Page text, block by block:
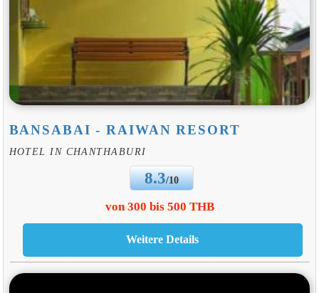
BANSABAI - RAIWAN RESORT
HOTEL IN CHANTHABURI
8.3/10
von 300 bis 500 THB